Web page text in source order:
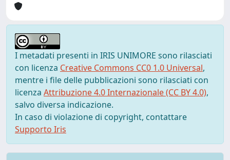
I metadati presenti in IRIS UNIMORE sono rilasciati
con licenza Creative Commons CC0 1.0 Universal,
mentre i file delle pubblicazioni sono rilasciati con
licenza Attribuzione 4.0 Internazionale (CC BY 4.0),
salvo diversa indicazione.
In caso di violazione di copyright, contattare
Supporto Iris